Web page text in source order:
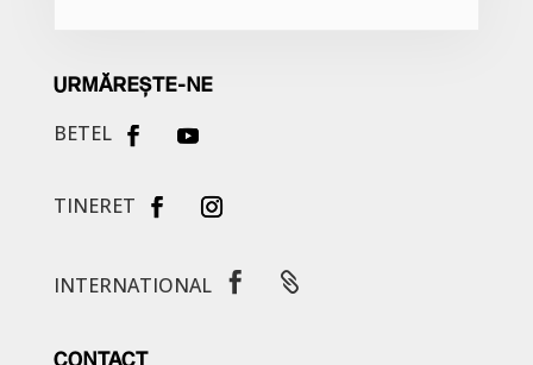
URMĂREȘTE-NE
BETEL
TINERET
INTERNATIONAL  
CONTACT